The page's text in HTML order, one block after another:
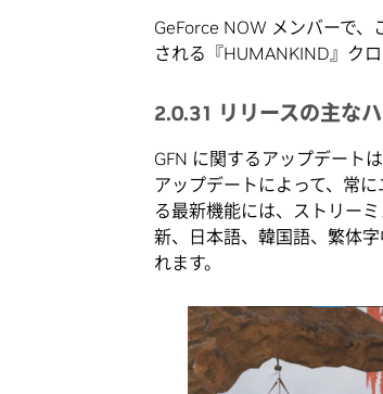
GeForce NOW メンバーで
される『HUMANKIND』ク
2.0.31 リリースの主な
GFN に関するアップデート
アップデートによって、常
る最新機能には、ストリー
新、日本語、韓国語、繁体
れます。